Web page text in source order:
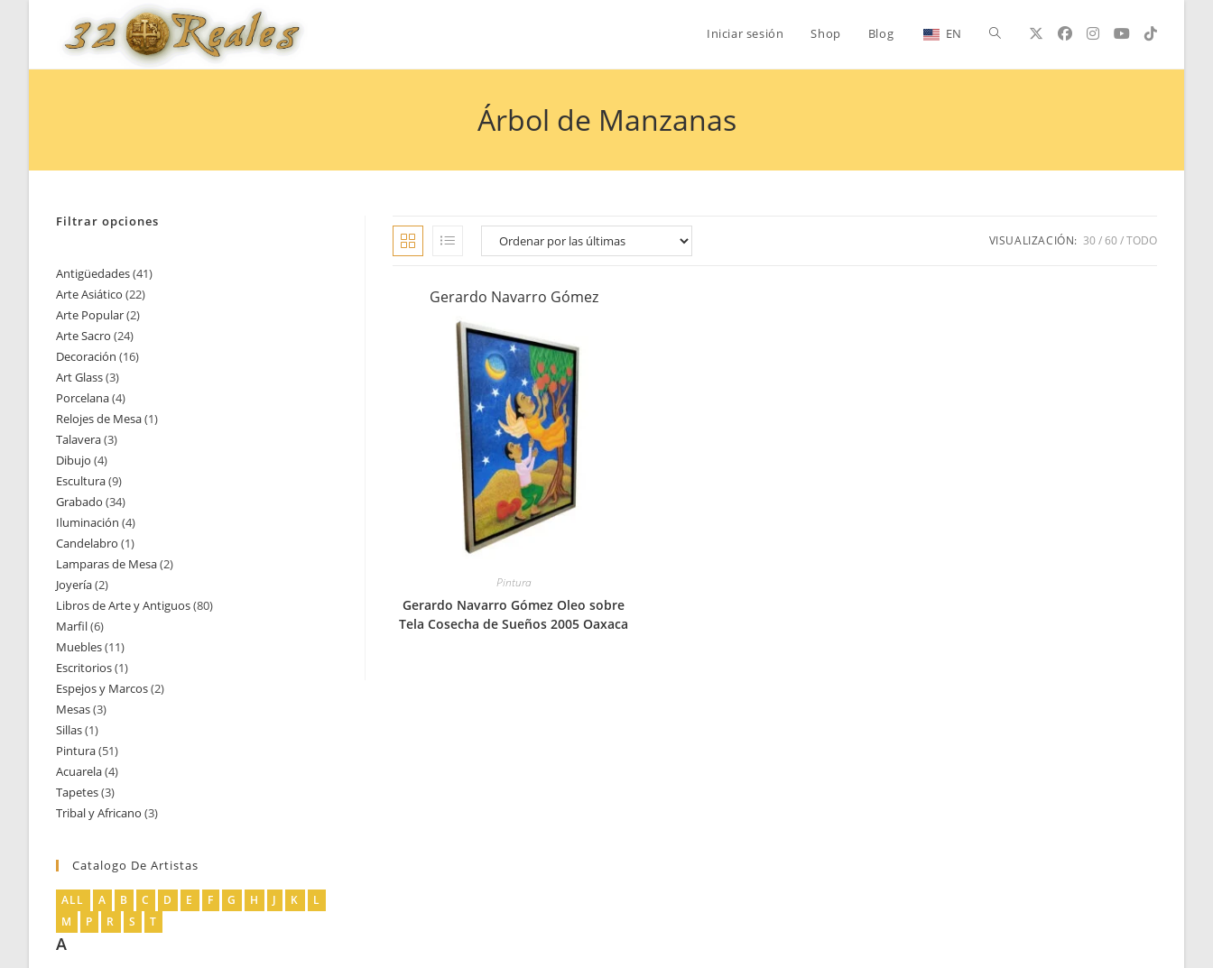
Iniciar sesión Shop Blog EN Alternar
de
la
Árbol de Manzanas
VISUALIZACIÓN: 30 60 TODO
Gerardo Navarro Gómez
Pintura
Gerardo Navarro Gómez Oleo sobre
Tela Cosecha de Sueños 2005 Oaxaca
Filtrar opciones
Antigüedades 4141
Arte Asiático 2222
Arte Popular 22
Arte Sacro 2424
productos
Decoración 1616
Art Glass 33
productos
Porcelana 44
productos
Relojes de Mesa 11
Talavera 33
Dibujo 44
productos
Escultura 99
productos
Grabado 3434
productos
Iluminación 44
productos
Candelabro 11
producto
Lamparas de Mesa 22
Joyería 22
productos
Libros de Arte y Antiguos 8080
Marfil 66
productos
Muebles 1111
productos
Escritorios 11
producto
Espejos y Marcos 22
Mesas 33
Sillas 11
producto
Pintura 5151
productos
Acuarela 44
productos
Tapetes 33
productos
Tribal y Africano 33
Catalogo De Artistas
ALL A B C D E F G H J K
L
M
P R S T
A